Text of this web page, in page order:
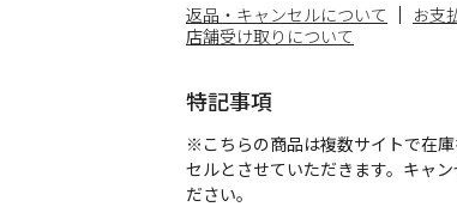
返品・キャンセルについて お支
店舗受け取りについて
特記事項
※こちらの商品は複数サイトで在
セルとさせていただきます。キャ
ださい。